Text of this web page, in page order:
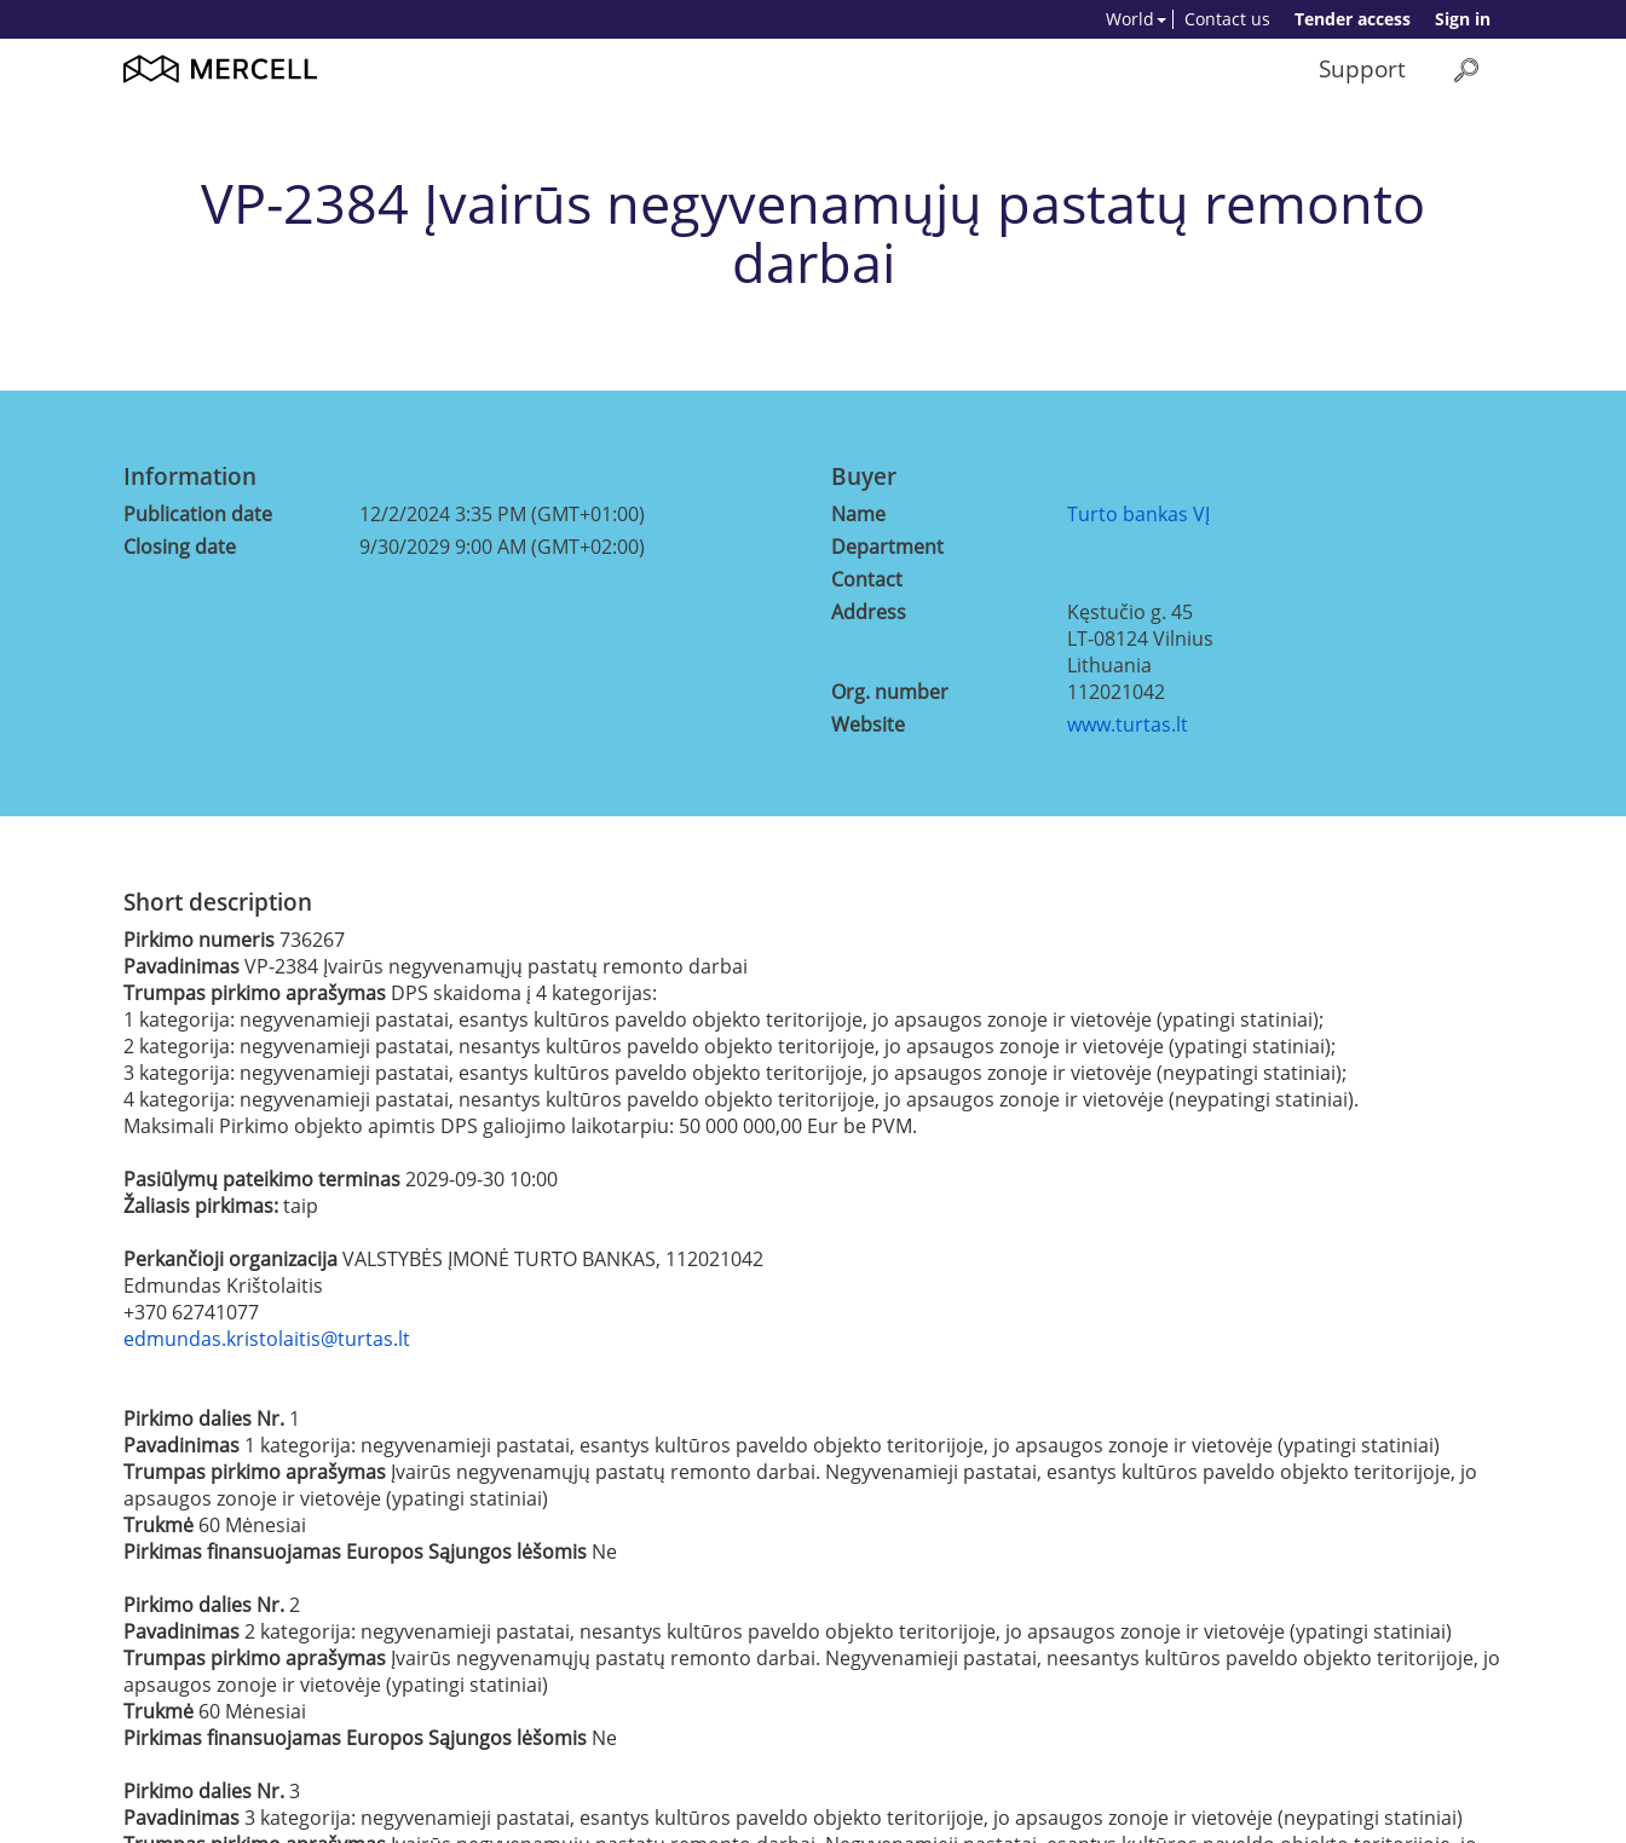
Sign in
Tender access
Contact us
World
Support
VP-2384 Įvairūs negyvenamųjų pastatų remonto
darbai
Information
Publication date
12/2/2024 3:35 PM (GMT+01:00)
Closing date
9/30/2029 9:00 AM (GMT+02:00)
Buyer
Name
Turto bankas VĮ
Department
Contact
Address
Kęstučio g. 45
LT-08124Vilnius
Lithuania
Org. number
112021042
Website
www.turtas.lt
Short description
Pirkimo numeris736267
PavadinimasVP-2384 Įvairūs negyvenamųjų pastatų remonto darbai
Trumpas pirkimo aprašymas DPS skaidoma į 4 kategorijas:
1 kategorija: negyvenamieji pastatai, esantys kultūros paveldo objekto teritorijoje, jo apsaugos zonoje ir vietovėje (ypatingi statiniai);
2 kategorija: negyvenamieji pastatai, nesantys kultūros paveldo objekto teritorijoje, jo apsaugos zonoje ir vietovėje (ypatingi statiniai);
3 kategorija: negyvenamieji pastatai, esantys kultūros paveldo objekto teritorijoje, jo apsaugos zonoje ir vietovėje (neypatingi statiniai);
4 kategorija: negyvenamieji pastatai, nesantys kultūros paveldo objekto teritorijoje, jo apsaugos zonoje ir vietovėje (neypatingi statiniai).
Maksimali Pirkimo objekto apimtis DPS galiojimo laikotarpiu: 50 000 000,00 Eur be PVM.
Pasiūlymų pateikimo terminas2029-09-30 10:00
Žaliasis pirkimas:taip
Perkančioji organizacijaVALSTYBĖS ĮMONĖ TURTO BANKAS, 112021042
Edmundas Krištolaitis
+370 62741077
edmundas.kristolaitis@turtas.lt
Pirkimo dalies Nr. 1
Pavadinimas 1 kategorija: negyvenamieji pastatai, esantys kultūros paveldo objekto teritorijoje, jo apsaugos zonoje ir vietovėje (ypatingi statiniai)
Trumpas pirkimo aprašymas Įvairūs negyvenamųjų pastatų remonto darbai. Negyvenamieji pastatai, esantys kultūros paveldo objekto teritorijoje, jo
apsaugos zonoje ir vietovėje (ypatingi statiniai)
Trukmė 60 Mėnesiai
Pirkimas finansuojamas Europos Sąjungos lėšomis Ne
Pirkimo dalies Nr.2
Pavadinimas2 kategorija: negyvenamieji pastatai, nesantys kultūros paveldo objekto teritorijoje, jo apsaugos zonoje ir vietovėje (ypatingi statiniai)
Trumpas pirkimo aprašymas Įvairūs negyvenamųjų pastatų remonto darbai. Negyvenamieji pastatai, neesantys kultūros paveldo objekto teritorijoje, jo
apsaugos zonoje ir vietovėje (ypatingi statiniai)
Trukmė 60 Mėnesiai
Pirkimas finansuojamas Europos Sąjungos lėšomis Ne
Pirkimo dalies Nr.3
Pavadinimas3 kategorija: negyvenamieji pastatai, esantys kultūros paveldo objekto teritorijoje, jo apsaugos zonoje ir vietovėje (neypatingi statiniai)